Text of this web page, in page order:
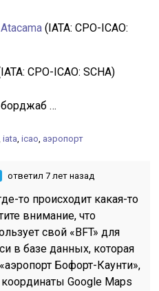
(IATA: CPO-ICAO:
CPO-ICAO: SCHA)
борджаб …
iata,icao, аэропорт
ответил 7 лет назад
то происходит какая-то
внимание, что
свой «BFT» для
в базе данных, которая
Бофорт-Каунти»,
Google Maps